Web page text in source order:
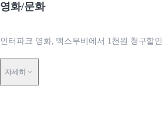
영화/문화
인터파크 영화, 맥스무비에서 1천원 청구할인
자세히